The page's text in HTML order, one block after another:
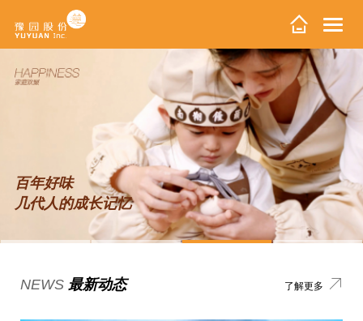
百年好味
几代人的成长记忆
NEWS 最新动态 了解更多